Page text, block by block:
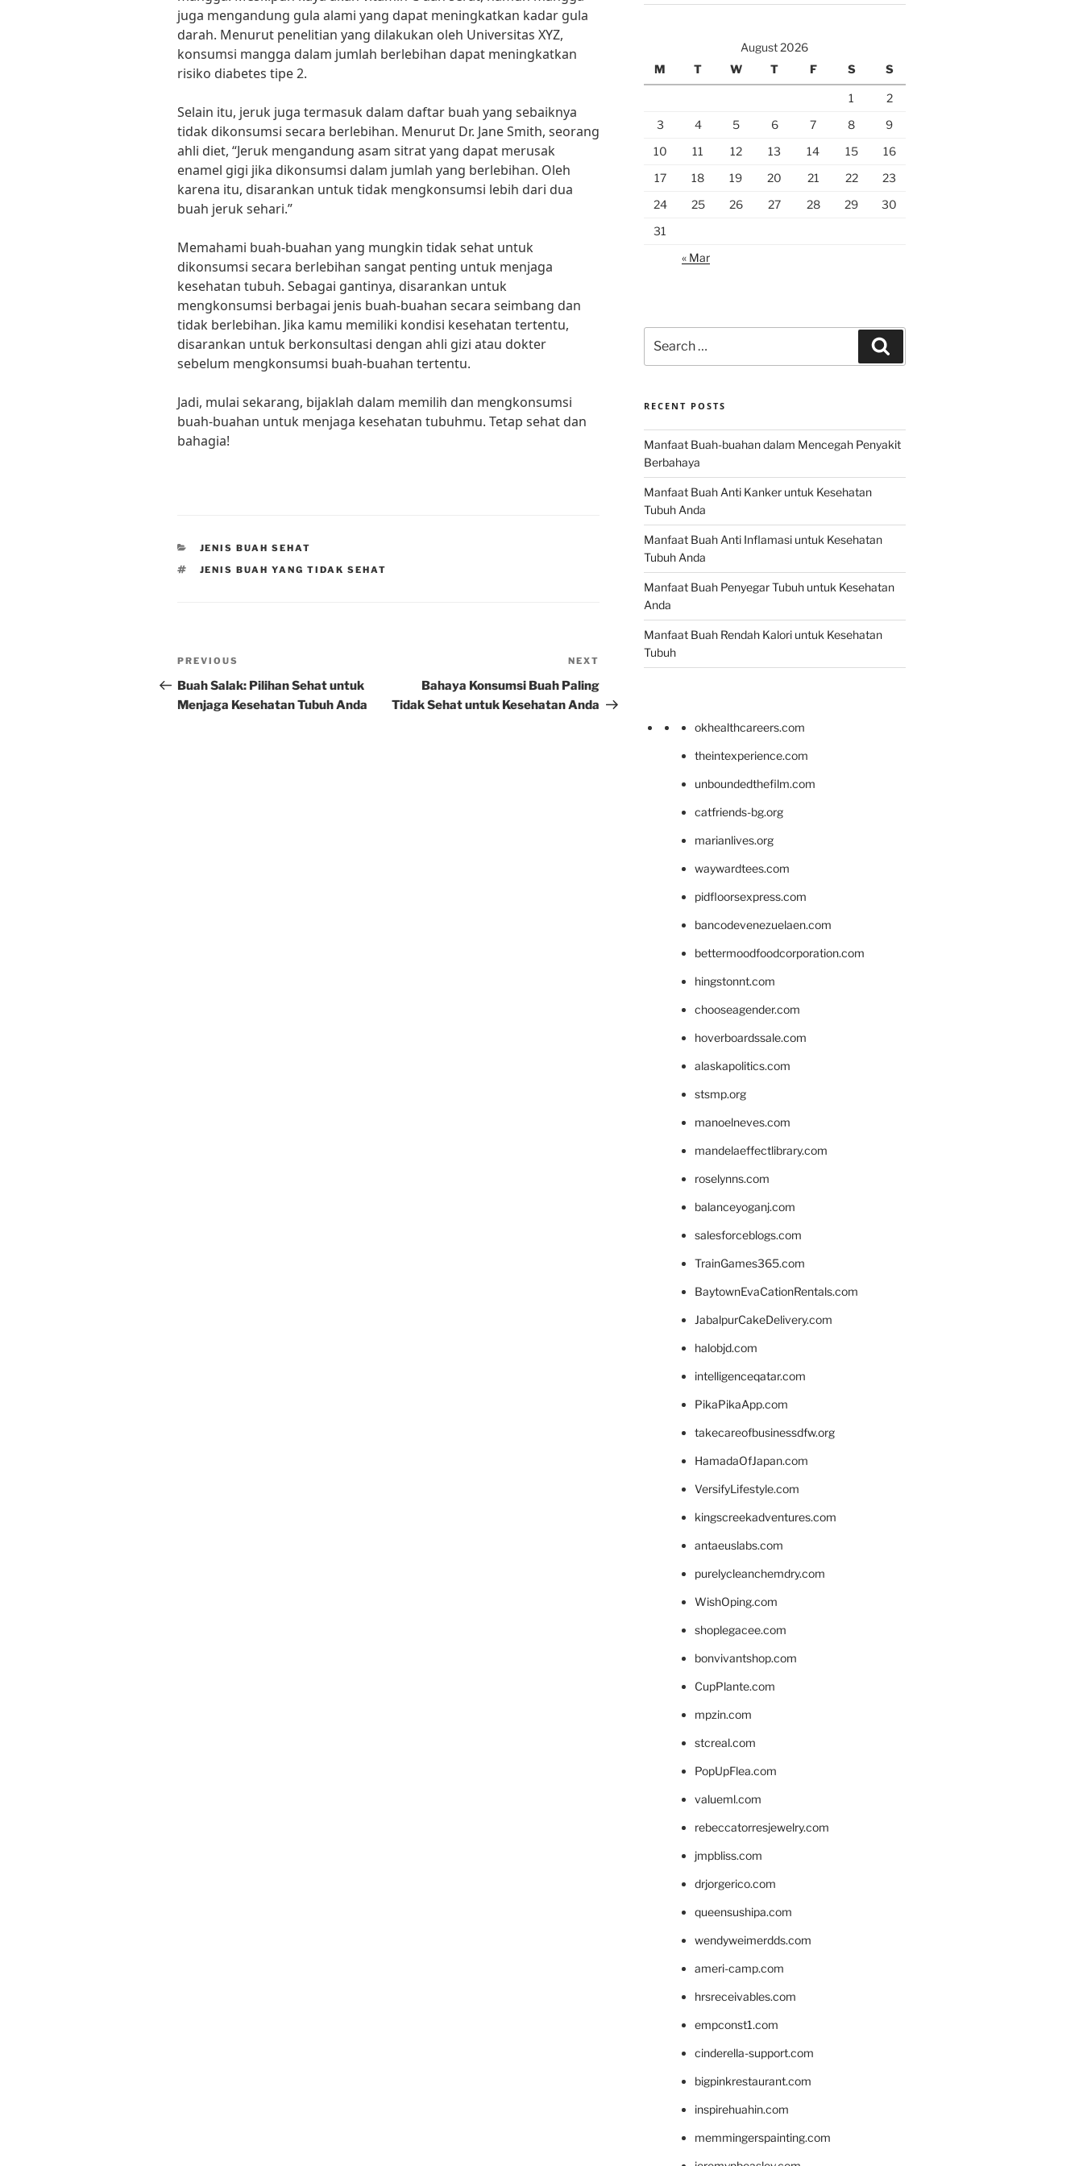
juga mengandung gula alami yang dapat meningkatkan kadar gula
darah. Menurut penelitian yang dilakukan oleh Universitas XYZ,
konsumsi mangga dalam jumlah berlebihan dapat meningkatkan
risiko diabetes tipe 2.
Selain itu, jeruk juga termasuk dalam daftar buah yang sebaiknya
tidak dikonsumsi secara berlebihan. Menurut Dr. Jane Smith, seorang
ahli diet, “Jeruk mengandung asam sitrat yang dapat merusak
enamel gigi jika dikonsumsi dalam jumlah yang berlebihan. Oleh
karena itu, disarankan untuk tidak mengkonsumsi lebih dari dua
buah jeruk sehari.”
Memahami buah-buahan yang mungkin tidak sehat untuk
dikonsumsi secara berlebihan sangat penting untuk menjaga
kesehatan tubuh. Sebagai gantinya, disarankan untuk
mengkonsumsi berbagai jenis buah-buahan secara seimbang dan
tidak berlebihan. Jika kamu memiliki kondisi kesehatan tertentu,
disarankan untuk berkonsultasi dengan ahli gizi atau dokter
sebelum mengkonsumsi buah-buahan tertentu.
Jadi, mulai sekarang, bijaklah dalam memilih dan mengkonsumsi
buah-buahan untuk menjaga kesehatan tubuhmu. Tetap sehat dan
bahagia!
CATEGORIES
JENIS BUAH SEHAT
TAGS
JENIS BUAH YANG TIDAK SEHAT
Post
navigation
Previous
Post
PREVIOUS
Buah Salak: Pilihan Sehat untuk
Menjaga Kesehatan Tubuh Anda
Post
NEXT
Bahaya Konsumsi Buah Paling
Tidak Sehat untuk Kesehatan Anda
August 2026
M
T W T F S S
1
2
3
4 5 6 7 8
9
10
11 12 13 14 15
16
17
18 19 20 21 22
23
24
25 26 27 28 29
30
31
« Mar
for:
RECENT POSTS
Manfaat Buah-buahan dalam Mencegah Penyakit
Berbahaya
Manfaat Buah Anti Kanker untuk Kesehatan
Tubuh Anda
Manfaat Buah Anti Inflamasi untuk Kesehatan
Tubuh Anda
Manfaat Buah Penyegar Tubuh untuk Kesehatan
Anda
Manfaat Buah Rendah Kalori untuk Kesehatan
Tubuh
okhealthcareers.com
theintexperience.com
unboundedthefilm.com
catfriends-bg.org
marianlives.org
waywardtees.com
pidfloorsexpress.com
bancodevenezuelaen.com
bettermoodfoodcorporation.com
hingstonnt.com
chooseagender.com
hoverboardssale.com
alaskapolitics.com
stsmp.org
manoelneves.com
mandelaeffectlibrary.com
roselynns.com
balanceyoganj.com
salesforceblogs.com
TrainGames365.com
BaytownEvaCationRentals.com
JabalpurCakeDelivery.com
halobjd.com
intelligenceqatar.com
PikaPikaApp.com
takecareofbusinessdfw.org
HamadaOfJapan.com
VersifyLifestyle.com
kingscreekadventures.com
antaeuslabs.com
purelycleanchemdry.com
WishOping.com
shoplegacee.com
bonvivantshop.com
CupPlante.com
mpzin.com
stcreal.com
PopUpFlea.com
valueml.com
rebeccatorresjewelry.com
jmpbliss.com
drjorgerico.com
queensushipa.com
wendyweimerdds.com
ameri-camp.com
hrsreceivables.com
empconst1.com
cinderella-support.com
bigpinkrestaurant.com
inspirehuahin.com
memmingerspainting.com